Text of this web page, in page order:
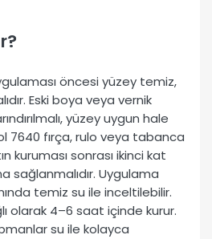
öncesi yüzey temiz,
Eski boya veya vernik
yüzey uygun hale
7640 fırça, rulo veya tabanca
kuruması sonrası ikinci kat
sağlanmalıdır. Uygulama
temiz su ile inceltilebilir.
olarak 4–6 saat içinde kurur.
su ile kolayca